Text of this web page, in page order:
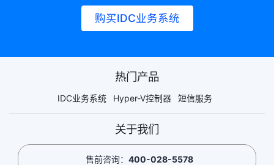
购买IDC业务系统
热门产品
IDC业务系统 Hyper-V控制器 短信服务
关于我们
售前咨询： 400-028-5578